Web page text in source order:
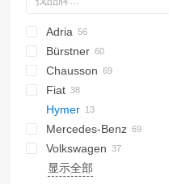
Adria
Compact
Coral
Matrix
Sonic
Twin
Vision
Bürstner
Copa
Elegance
Lineo
Lyseo
Nexxo
Signature
Horon
A-Series
T-Series
C-Tourer
C-tourer T
Chic E-Line
Chic S-Plus
Chausson
514
Flash
S-series
V-series
Welcome
C-series
Advantage
Esprit
T-Series
Fiat
Ducato
G-series
Weinsberg
Benimar
Transit
OnTour
Optima
Premium
Hymer
Daily
EuroStar
Magirus
BoxLife
Sky i
Sport
L2000
TGE
TGM
Mercedes-Benz
Actros
Arocs
Caravan
Interstar
Vivaro
Boxer
2WIN
Vanster
8-Series
V-Series
Master
Midliner
Granduca
Kronos
P-series
Camroad
Hiace
Volkswagen
California
FL
CaraCompact
显示全部